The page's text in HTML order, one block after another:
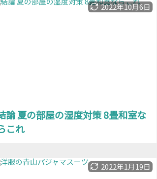
論 夏の部屋の湿度対策 8畳和室な
これ
2022年10月6日
2022年1月19日